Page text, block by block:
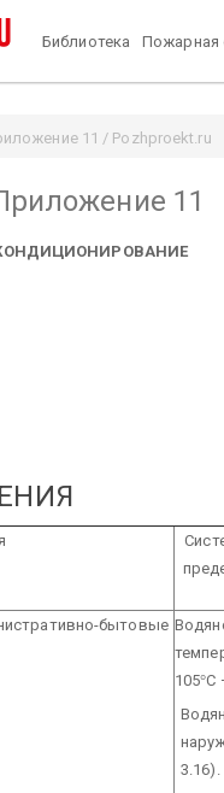
Библиотека Пожарная
11 / Pozhproekt.ru
11
бытовые
105°С
3.16).